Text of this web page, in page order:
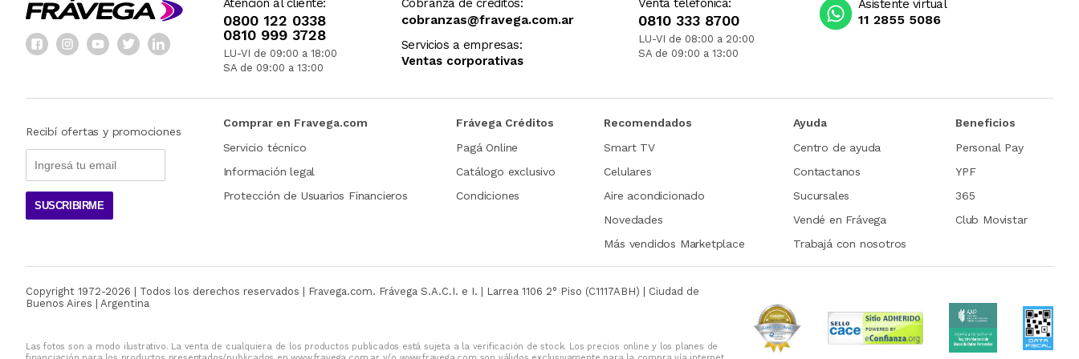
Atención al cliente:
0800 122 0338
0810 999 3728
LU-VI de 09:00 a 18:00
SA de 09:00 a 13:00
Cobranza de créditos:
cobranzas@fravega.com.ar
Servicios a empresas:
Ventas corporativas
Venta telefónica:
0810 333 8700
LU-VI de 08:00 a 20:00
SA de 09:00 a 13:00
Asistente virtual
11 2855 5086
Recibí ofertas y promociones
SUSCRIBIRME
Comprar en Fravega.com
Servicio técnico
Información legal
Protección de Usuarios Financieros
Frávega Créditos
Pagá Online
Catálogo exclusivo
Condiciones
Recomendados
Smart TV
Celulares
Aire acondicionado
Novedades
Más vendidos Marketplace
Ayuda
Centro de ayuda
Contactanos
Sucursales
Vendé en Frávega
Trabajá con nosotros
Beneficios
Personal Pay
YPF
365
Club Movistar
Copyright 1972-2026 | Todos los derechos reservados | Fravega.com. Frávega S.A.C.I. e I. | Larrea 1106 2° Piso (C1117ABH) | Ciudad de
Buenos Aires | Argentina
Las fotos son a modo ilustrativo. La venta de cualquiera de los productos publicados está sujeta a la verificación de stock. Los precios online y los planes de